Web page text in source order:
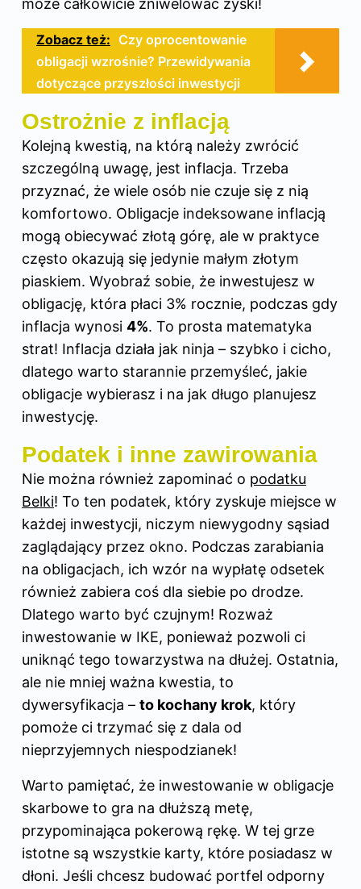
może całkowicie zniwelować zyski!
Zobacz też: Czy oprocentowanie
obligacji wzrośnie? Przewidywania
dotyczące przyszłości inwestycji
Ostrożnie z inflacją
Kolejną kwestią, na którą należy zwrócić
szczególną uwagę, jest inflacja. Trzeba
przyznać, że wiele osób nie czuje się z nią
komfortowo. Obligacje indeksowane inflacją
mogą obiecywać złotą górę, ale w praktyce
często okazują się jedynie małym złotym
piaskiem. Wyobraź sobie, że inwestujesz w
obligację, która płaci 3% rocznie, podczas gdy
inflacja wynosi 4%. To prosta matematyka
strat! Inflacja działa jak ninja – szybko i cicho,
dlatego warto starannie przemyśleć, jakie
obligacje wybierasz i na jak długo planujesz
inwestycję.
Podatek i inne zawirowania
Nie można również zapominać o podatku
Belki! To ten podatek, który zyskuje miejsce w
każdej inwestycji, niczym niewygodny sąsiad
zaglądający przez okno. Podczas zarabiania
na obligacjach, ich wzór na wypłatę odsetek
również zabiera coś dla siebie po drodze.
Dlatego warto być czujnym! Rozważ
inwestowanie w IKE, ponieważ pozwoli ci
uniknąć tego towarzystwa na dłużej. Ostatnia,
ale nie mniej ważna kwestia, to
dywersyfikacja – to kochany krok, który
pomoże ci trzymać się z dala od
nieprzyjemnych niespodzianek!
Warto pamiętać, że inwestowanie w obligacje
skarbowe to gra na dłuższą metę,
przypominająca pokerową rękę. W tej grze
istotne są wszystkie karty, które posiadasz w
dłoni. Jeśli chcesz budować portfel odporny